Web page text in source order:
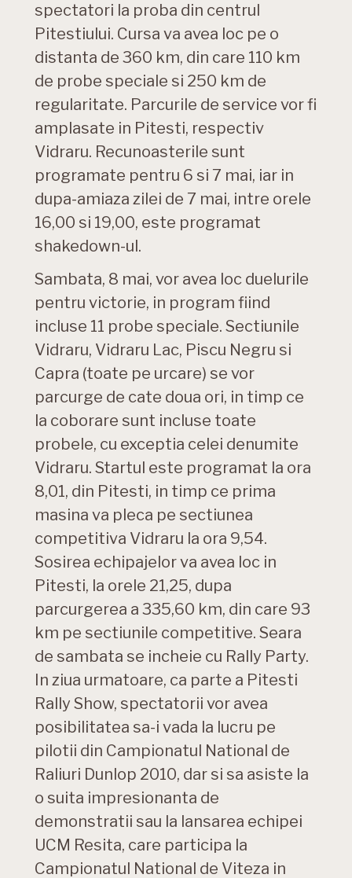
spectatori la proba din centrul
Pitestiului. Cursa va avea loc pe o
distanta de 360 km, din care 110 km
de probe speciale si 250 km de
regularitate. Parcurile de service vor fi
amplasate in Pitesti, respectiv
Vidraru. Recunoasterile sunt
programate pentru 6 si 7 mai, iar in
dupa-amiaza zilei de 7 mai, intre orele
16,00 si 19,00, este programat
shakedown-ul.
Sambata, 8 mai, vor avea loc duelurile
pentru victorie, in program fiind
incluse 11 probe speciale. Sectiunile
Vidraru, Vidraru Lac, Piscu Negru si
Capra (toate pe urcare) se vor
parcurge de cate doua ori, in timp ce
la coborare sunt incluse toate
probele, cu exceptia celei denumite
Vidraru. Startul este programat la ora
8,01, din Pitesti, in timp ce prima
masina va pleca pe sectiunea
competitiva Vidraru la ora 9,54.
Sosirea echipajelor va avea loc in
Pitesti, la orele 21,25, dupa
parcurgerea a 335,60 km, din care 93
km pe sectiunile competitive. Seara
de sambata se incheie cu Rally Party.
In ziua urmatoare, ca parte a Pitesti
Rally Show, spectatorii vor avea
posibilitatea sa-i vada la lucru pe
pilotii din Campionatul National de
Raliuri Dunlop 2010, dar si sa asiste la
o suita impresionanta de
demonstratii sau la lansarea echipei
UCM Resita, care participa la
Campionatul National de Viteza in